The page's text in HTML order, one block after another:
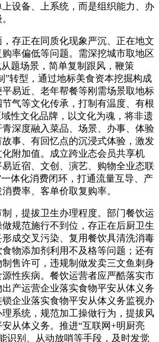
设备、上系统，而是组织能力、办
正在同质化现象严沉、正在地文
率偏低等问题。需深挖城市取地区
题场景，简单复制跟风，鞭策
”转型，通过地标美食资本挖掘构成
易近、老年帮餐等刚需场景取地标
气等文化传承，打制有温度、有根
性文化品牌，以文化为魂，将非遗
深度融入菜品、场景、办事、体验
事、有回忆点的沉浸式体验，激发
附加值。成立跨业态会员共享机
近宿、文创、演艺、购物全业态联
体化消费闭环，打通流量互导、产
费率、客单价取复购率。
提拔卫生办理程度。部门餐饮运
规范施行不到位，存正在后厨卫生
成交叉污染、复用餐饮具清洗消毒
物添加剂利用不及格等问题；还有
售许可，违规制做发卖三文鱼刺身
性疾病。餐饮运营者应严酷落实市
产运营企业落实食物平安从体义务
企业落实食物平安从体义务监视办
系统，规范加工操做行为，提拔风
从体义务。推进“互联网+明厨亮
识别、从动放哨等手段，及时发觉